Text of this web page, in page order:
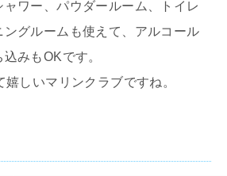
ワー、パウダールーム、トイレ
グルームも使えて、アルコール
みもOKです。
しいマリンクラブですね。